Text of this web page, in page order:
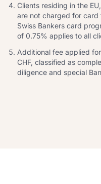
Clients residing in the
are not charged for
Swiss Bankers card
of 0.75% applies to all
Additional fee applied
CHF, classified as
diligence and special